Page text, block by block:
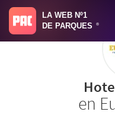
LA WEB Nº1
DE PARQUES
®
en